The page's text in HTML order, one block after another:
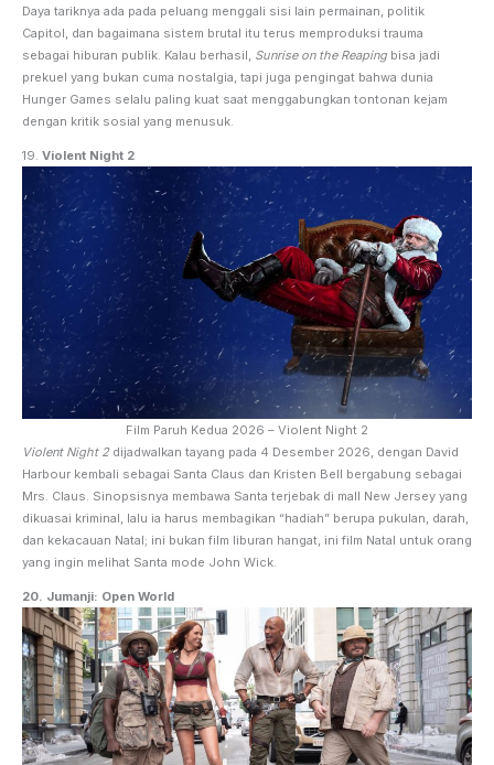
Daya tariknya ada pada peluang menggali sisi lain permainan, politik
Capitol, dan bagaimana sistem brutal itu terus memproduksi trauma
sebagai hiburan publik. Kalau berhasil, Sunrise on the Reapingbisa jadi
prekuel yang bukan cuma nostalgia, tapi juga pengingat bahwa dunia
Hunger Games selalu paling kuat saat menggabungkan tontonan kejam
dengan kritik sosial yang menusuk.
19. Violent Night 2
Film Paruh Kedua 2026 – Violent Night 2
Violent Night 2 dijadwalkan tayang pada 4 Desember 2026, dengan David
Harbour kembali sebagai Santa Claus dan Kristen Bell bergabung sebagai
Mrs. Claus. Sinopsisnya membawa Santa terjebak di mall New Jersey yang
dikuasai kriminal, lalu ia harus membagikan “hadiah” berupa pukulan, darah,
dan kekacauan Natal; ini bukan film liburan hangat, ini film Natal untuk orang
yang ingin melihat Santa mode John Wick.
20. Jumanji: Open World